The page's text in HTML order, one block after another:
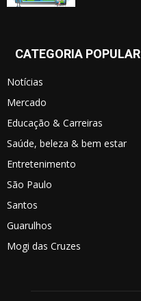
CATEGORIA POPULAR
Notícias
Mercado
Educação & Carreiras
Saúde, beleza & bem estar
Entretenimento
São Paulo
Santos
Guarulhos
Mogi das Cruzes